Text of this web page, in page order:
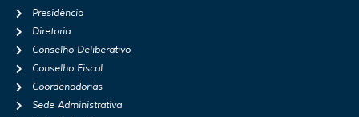
Presidência
Diretoria
Conselho Deliberativo
Conselho Fiscal
Coordenadorias
Sede Administrativa